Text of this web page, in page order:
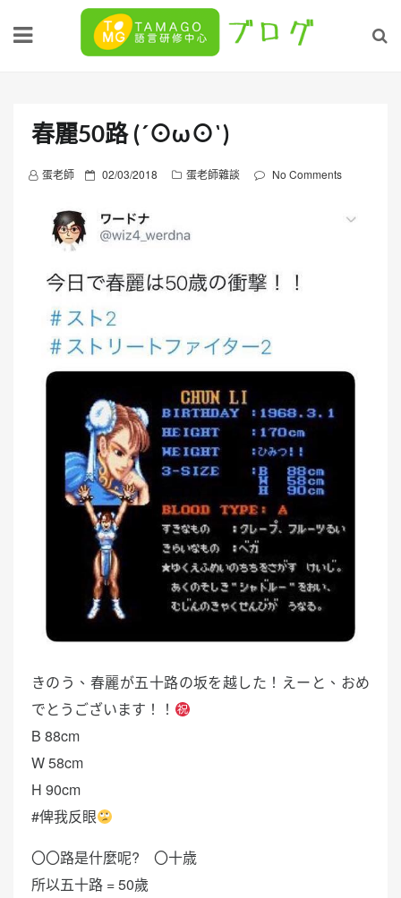
春麗50路 (´⊙ω⊙`)
蛋老師
P
d
n
02/03/2018 蛋老師雜談 No Comments
きのう、春麗が五十路の坂を越した！えーと、おめ
でとうございます！！
B 88cm
W 58cm
H 90cm
#俾我反眼
〇〇路是什麼呢? 〇十歳
所以五十路 = 50歲